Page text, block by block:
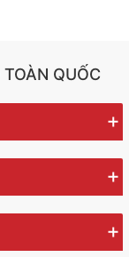
TOÀN QUỐC